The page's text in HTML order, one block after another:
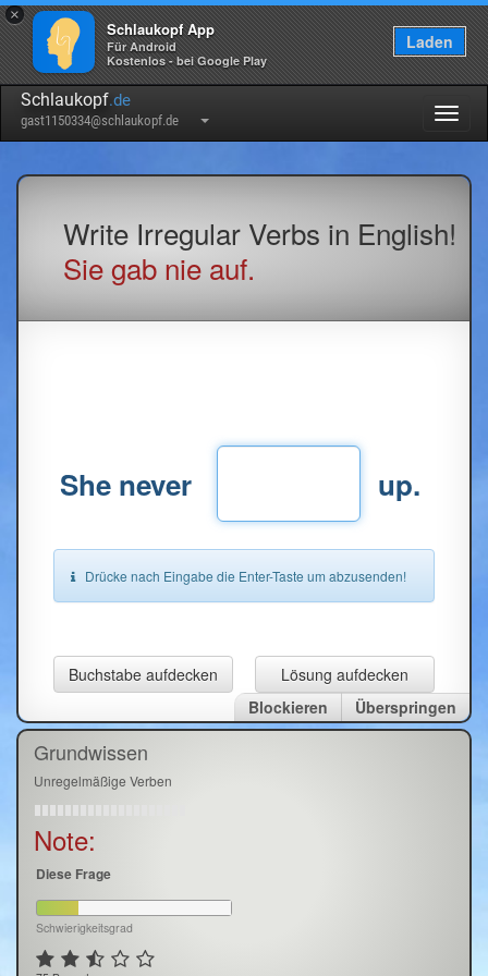
×
Schlaukopf App
Für Android
Kostenlos - bei Google Play
Laden
Schlaukopf.de
gast1150334@schlaukopf.de
Write Irregular Verbs in English!
Sie gab nie auf.
She never up.
Drücke nach Eingabe die Enter-Taste um abzusenden!
Buchstabe aufdecken
Lösung aufdecken
Überspringen
Blockieren
Grundwissen
Unregelmäßige Verben
Note:
Diese Frage
Schwierigkeitsgrad